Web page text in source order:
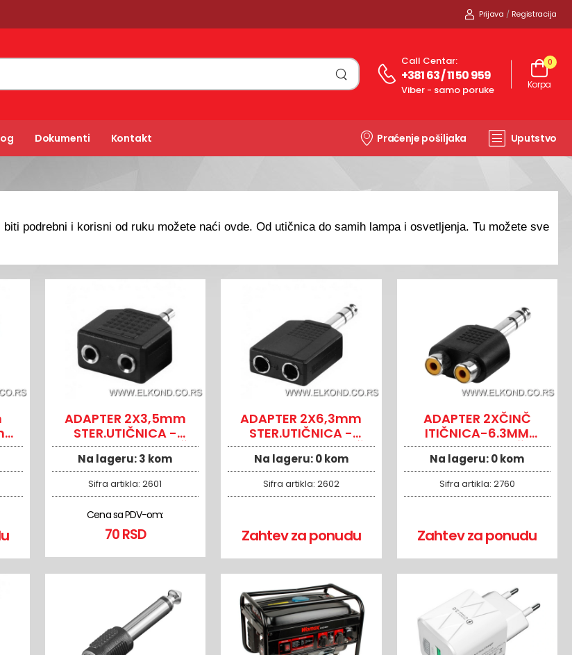
Prijava / Registracija
Call Centar:
+381 63 / 11 50 959
Viber - samo poruke
0
Korpa
Dokumenti Kontakt Praćenje pošiljaka Uputstvo
podrebni i korisni od ruku možete naći ovde. Od utičnica do samih lampa i osvetljenja. Tu možete sve
ADAPTER 2X3,5mm
STER.UTIČNICA -
3,5mm STER.UTIKAČ
Na lageru:3 kom
Sifra artikla:2601
Cena sa PDV-om:
70 RSD
ADAPTER 2X6,3mm
STER.UTIČNICA -
6,3mm STER.UTIKAČ
Na lageru:0 kom
Sifra artikla: 2602
Zahtev za ponudu
ADAPTER 2XČINČ
ITIČNICA-6.3MM
STEREO UTIKAČ
Na lageru:0 kom
Sifra artikla: 2760
Zahtev za ponudu